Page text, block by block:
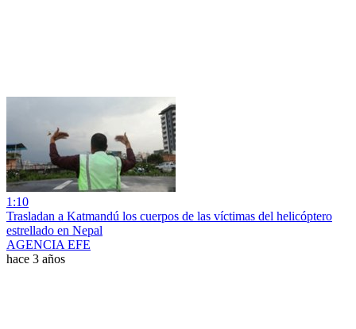
1:10
Trasladan a Katmandú los cuerpos de las víctimas del helicóptero
estrellado en Nepal
AGENCIA EFE
hace 3 años